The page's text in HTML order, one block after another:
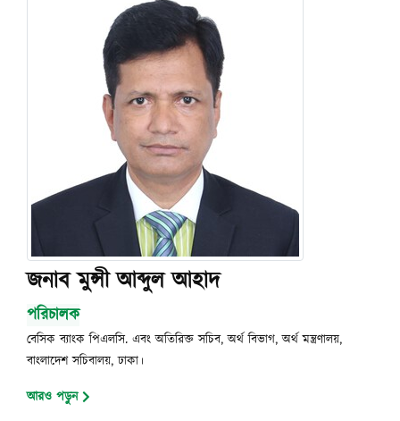
জনাব মুন্সী আব্দুল আহাদ
পরিচালক
বেসিক ব্যাংক পিএলসি. এবং অতিরিক্ত সচিব, অর্থ বিভাগ, অর্থ মন্ত্রণালয়,
বাংলাদেশ সচিবালয়, ঢাকা।
আরও পড়ুন